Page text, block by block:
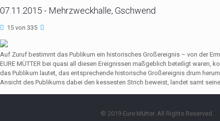
07.11.2015 - Mehrzweckhalle, Gschwend
15 von 335
Auf Zuruf bestimmt das Publikum ein historisches Großereignis – von der
EURE MÜTTER bei quasi all diesen Ereignissen maßgeblich beteiligt waren,
das Publikum lautet, das entsprechende historische Großereignis drum
Ansicht des Publikums dabei den kessesten Strich beweist, landet samt
© 2019 Eure Mütter. All Rights Reserved.